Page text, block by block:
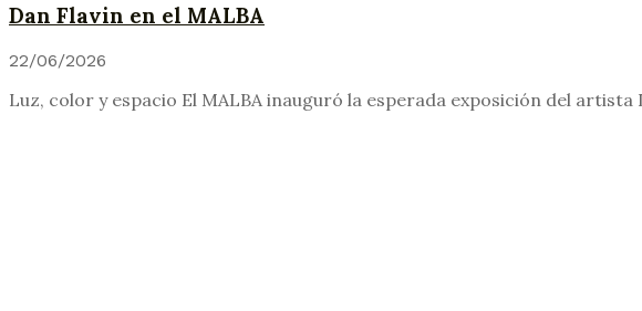
Dan Flavin en el MALBA
22/06/2026
Luz, color y espacio El MALBA inauguró la esperada exposición del